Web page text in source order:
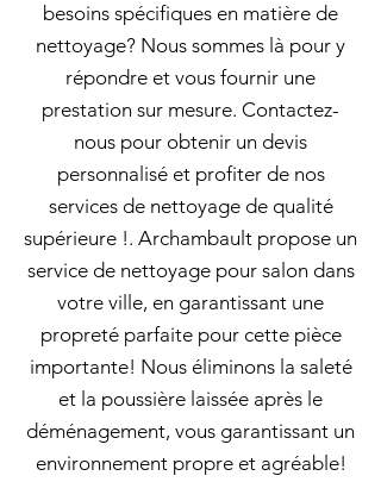
besoins spécifiques en matière de
nettoyage? Nous sommes là pour y
répondre et vous fournir une
prestation sur mesure. Contactez-
nous pour obtenir un devis
personnalisé et profiter de nos
services de nettoyage de qualité
supérieure !. Archambault propose un
service de nettoyage pour salon dans
votre ville, en garantissant une
propreté parfaite pour cette pièce
importante! Nous éliminons la saleté
et la poussière laissée après le
déménagement, vous garantissant un
environnement propre et agréable!